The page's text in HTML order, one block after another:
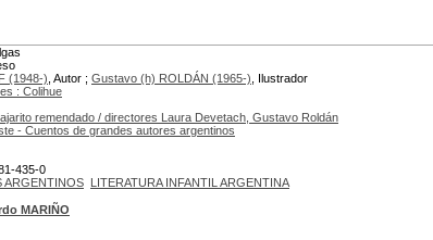
(1948-) , Autor ; Gustavo (h) ROLDÁN (1965-) , Ilustrador
: Colihue
remendado / directores Laura Devetach, Gustavo Roldán
- Cuentos de grandes autores argentinos
435-0
ARGENTINOS LITERATURA INFANTIL ARGENTINA
MARIÑO